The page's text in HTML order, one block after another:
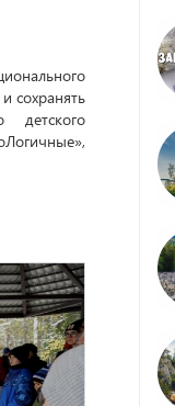
сохранять
детского